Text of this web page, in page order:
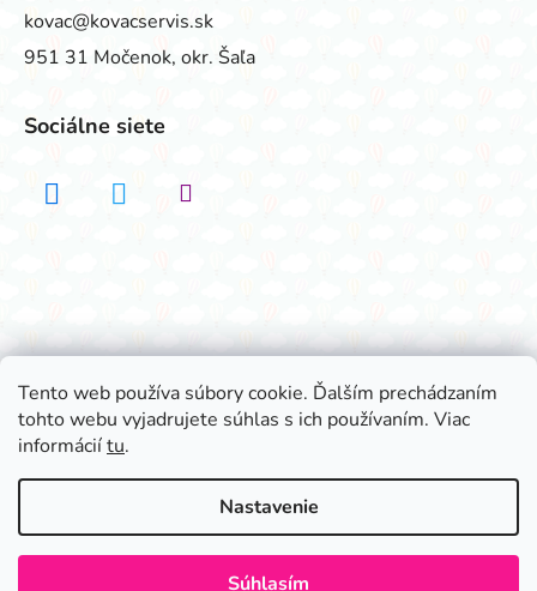
Tento web používa súbory cookie. Ďalším prechádzaním
tohto webu vyjadrujete súhlas s ich používaním. Viac
informáciítu.
Nastavenie
Súhlasím
kovac@kovacservis.sk
951 31 Močenok, okr. Šaľa
Sociálne siete
vyhradené.